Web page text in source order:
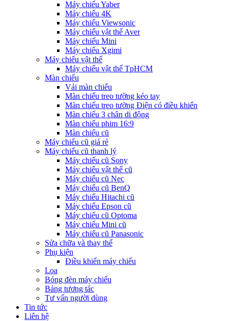
Máy chiếu Yaber
Máy chiếu 4K
Máy chiếu Viewsonic
Máy chiếu vật thể Aver
Máy chiếu Mini
Máy chiếu Xgimi
Máy chiếu vật thể
Máy chiếu vật thể TpHCM
Màn chiếu
Vải màn chiếu
Màn chiếu treo tường kéo tay
Màn chiếu treo tường Điện có điều khiển
Màn chiếu 3 chân di động
Màn chiếu phim 16:9
Màn chiếu cũ
Máy chiếu cũ giá rẻ
Máy chiếu cũ thanh lý
Máy chiếu cũ Sony
Máy chiếu vật thể cũ
Máy chiếu cũ Nec
Máy chiếu cũ BenQ
Máy chiếu Hitachi cũ
Máy chiếu Epson cũ
Máy chiếu cũ Optoma
Máy chiếu Mini cũ
Máy chiếu cũ Panasonic
Sửa chữa và thay thế
Phụ kiện
Điều khiển máy chiếu
Loa
Bóng đèn máy chiếu
Bảng tương tác
Tư vấn người dùng
Tin tức
Liên hệ